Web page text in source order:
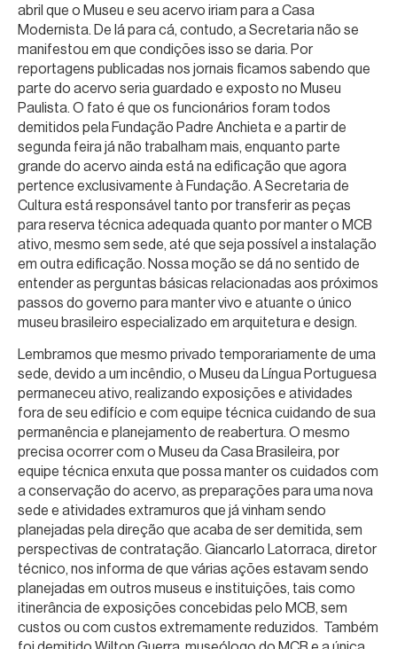
abril que o Museu e seu acervo iriam para a Casa
Modernista. De lá para cá, contudo, a Secretaria não se
manifestou em que condições isso se daria. Por
reportagens publicadas nos jornais ficamos sabendo que
parte do acervo seria guardado e exposto no Museu
Paulista. O fato é que os funcionários foram todos
demitidos pela Fundação Padre Anchieta e a partir de
segunda feira já não trabalham mais, enquanto parte
grande do acervo ainda está na edificação que agora
pertence exclusivamente à Fundação. A Secretaria de
Cultura está responsável tanto por transferir as peças
para reserva técnica adequada quanto por manter o MCB
ativo, mesmo sem sede, até que seja possível a instalação
em outra edificação. Nossa moção se dá no sentido de
entender as perguntas básicas relacionadas aos próximos
passos do governo para manter vivo e atuante o único
museu brasileiro especializado em arquitetura e design.
Lembramos que mesmo privado temporariamente de uma
sede, devido a um incêndio, o Museu da Língua Portuguesa
permaneceu ativo, realizando exposições e atividades
fora de seu edifício e com equipe técnica cuidando de sua
permanência e planejamento de reabertura. O mesmo
precisa ocorrer com o Museu da Casa Brasileira, por
equipe técnica enxuta que possa manter os cuidados com
a conservação do acervo, as preparações para uma nova
sede e atividades extramuros que já vinham sendo
planejadas pela direção que acaba de ser demitida, sem
perspectivas de contratação. Giancarlo Latorraca, diretor
técnico, nos informa de que várias ações estavam sendo
planejadas em outros museus e instituições, tais como
itinerância de exposições concebidas pelo MCB, sem
custos ou com custos extremamente reduzidos. Também